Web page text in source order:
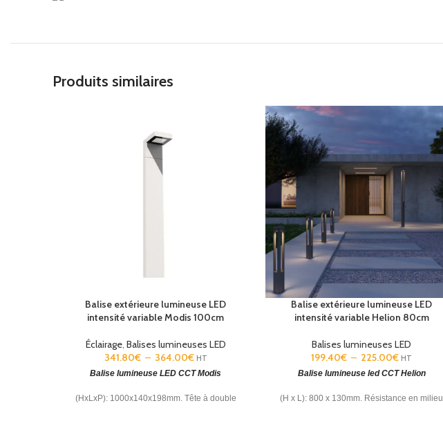
Produits similaires
VertBlancDoréGris Noir
Balise extérieure lumineuse LED
intensité variable Modis 100cm
Éclairage, Balises lumineuses LED
341.80€ – 364.00€ HT
Balise lumineuse LED CCT Modis
(HxLxP): 1000x140x198mm. Tête à double
Balise extérieure lumineuse LED
intensité variable Helion 80cm
Balises lumineuses LED
199.40€ – 225.00€ HT
Balise lumineuse led CCT Helion
(H x L): 800 x 130mm. Résistance en milieu